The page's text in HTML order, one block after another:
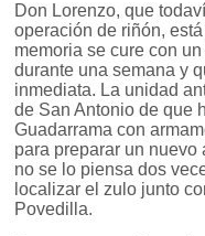
Don Lorenzo, que
operación de riñón,
memoria se cure con
durante una semana y
inmediata. La unidad
de San Antonio de que
Guadarrama con
para preparar un
no se lo piensa dos
localizar el zulo junto
Povedilla.